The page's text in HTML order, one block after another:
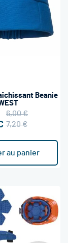
Beanie
7,20 €
6,00 €
au panier